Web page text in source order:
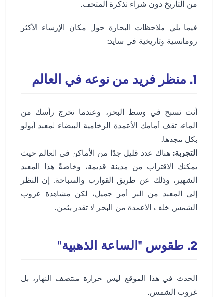
من التاريخ دون شراء تذكرة المتحف.
فيما يلي ملاحظات البحارة حول مكان الإرساء الأكثر
رومانسية وتاريخية في سايد:
1. منظر فريد من نوعه في العالم
أنت تسبح في وسط البحر، وعندما تخرج رأسك من
الماء، تقف أمامك الأعمدة الرخامية البيضاء لمعبد أبولو
بكل مجدها.
التجربة: هناك عدد قليل جدًا من الأماكن في العالم حيث
يمكنك الاقتراب من مدينة قديمة، وخاصةً هذا المعبد
الشهير، وذلك عن طريق القوارب والسباحة. إن النظر
إلى المعبد من البر أمر جميل، لكن مشاهدة غروب
الشمس خلف الأعمدة من البحر لا تقدر بثمن.
2. طقوس "الساعة الذهبية"
الحدث في هذا الموقع ليس حرارة منتصف النهار، بل
غروب الشمس.